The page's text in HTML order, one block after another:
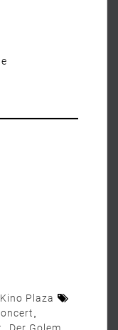
Plaza